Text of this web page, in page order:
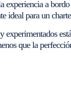
experiencia a
ideal para un
que la